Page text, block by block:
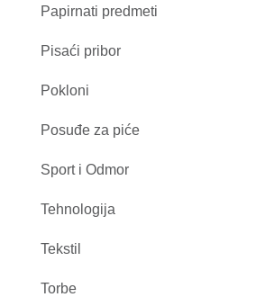
Papirnati predmeti
Pisaći pribor
Pokloni
Posuđe za piće
Sport i Odmor
Tehnologija
Tekstil
Torbe